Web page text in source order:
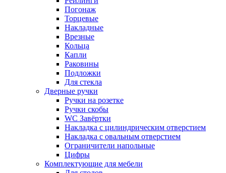
Погонаж
Торцевые
Накладные
Врезные
Кольца
Капли
Раковины
Подложки
Для стекла
Дверные ручки
Ручки на розетке
Ручки скобы
WC Завёртки
Накладка с цилиндрическим отверстием
Накладка с овальным отверстием
Ограничители напольные
Цифры
Комплектующие для мебели